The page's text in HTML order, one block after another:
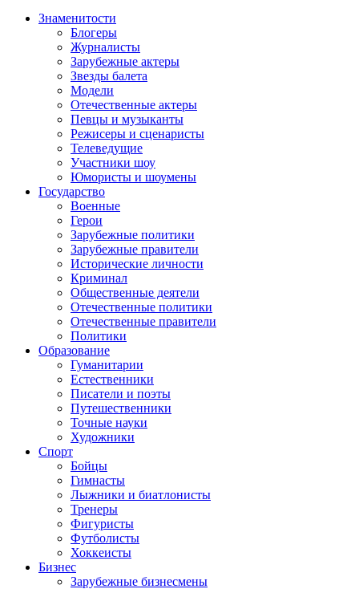
Знаменитости
Блогеры
Журналисты
Зарубежные актеры
Звезды балета
Модели
Отечественные актеры
Певцы и музыканты
Режисеры и сценаристы
Телеведущие
Участники шоу
Юмористы и шоумены
Государство
Военные
Герои
Зарубежные политики
Зарубежные правители
Исторические личности
Криминал
Общественные деятели
Отечественные политики
Отечественные правители
Политики
Образование
Гуманитарии
Естественники
Писатели и поэты
Путешественники
Точные науки
Художники
Спорт
Бойцы
Гимнасты
Лыжники и биатлонисты
Тренеры
Фигуристы
Футболисты
Хоккеисты
Бизнес
Зарубежные бизнесмены